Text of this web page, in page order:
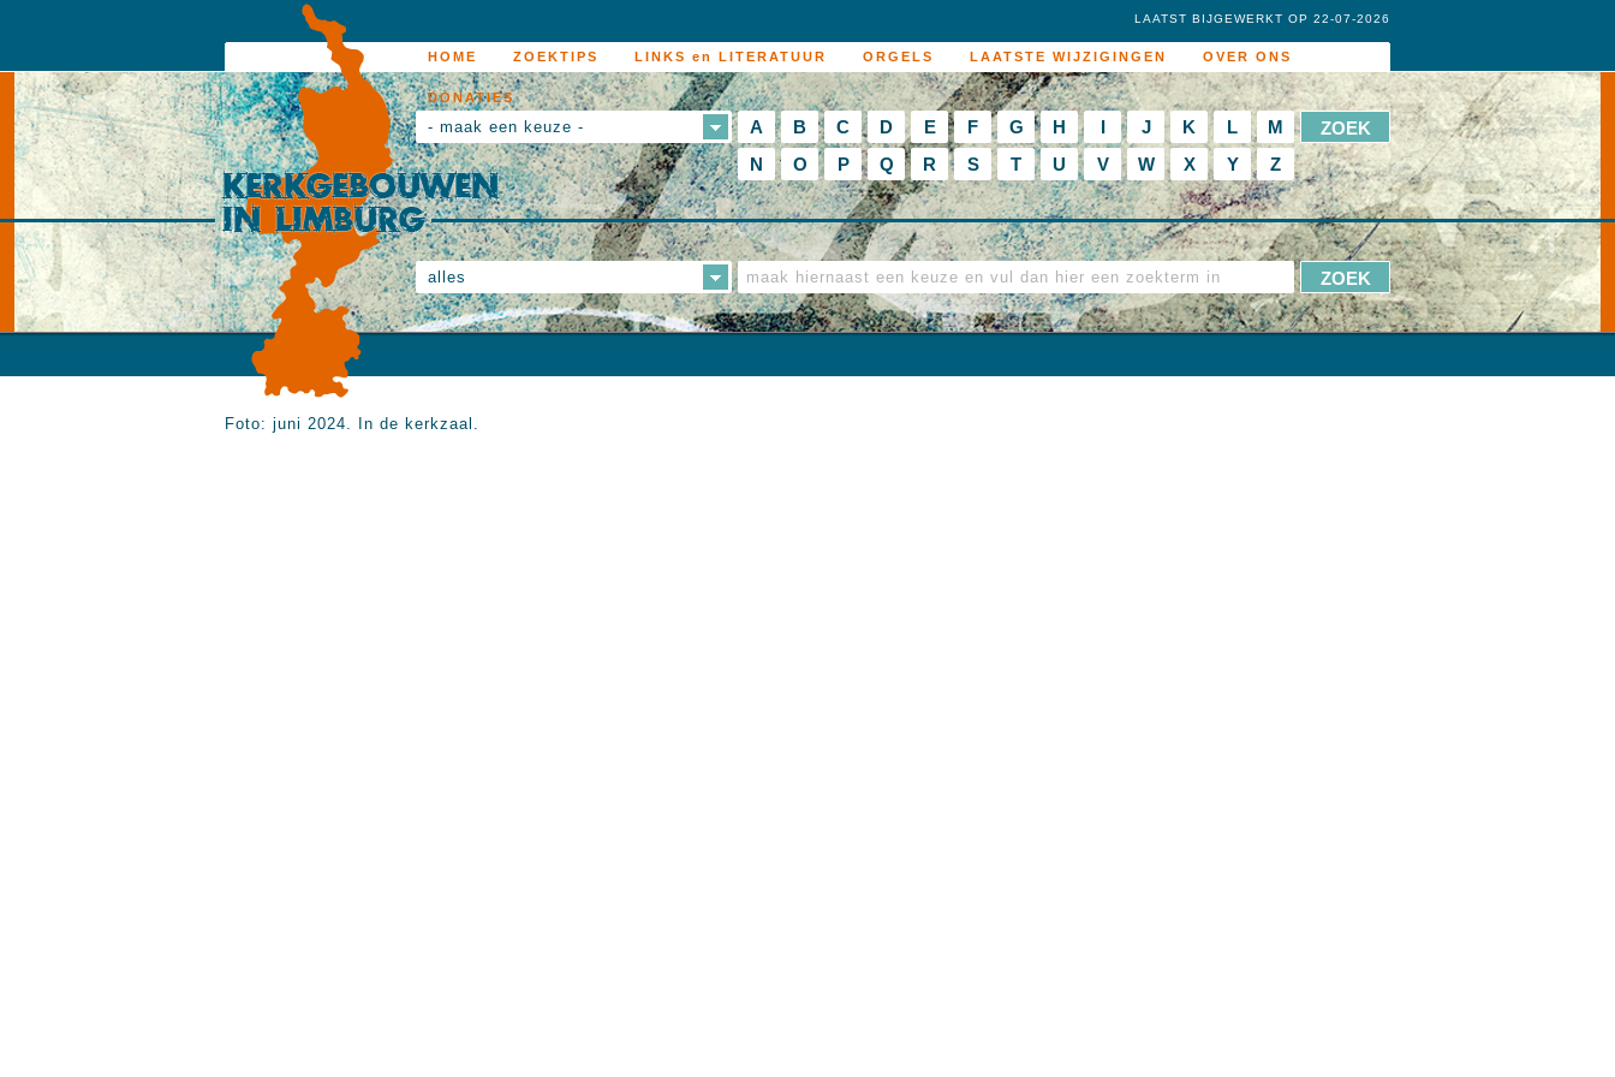
HOME ZOEKTIPS LINKS en LITERATUUR ORGELS LAATSTE WIJZIGINGEN OVER ONS
DONATIES
LAATST BIJGEWERKT OP 22-07-2026
- maak een keuze - A B C D E F G H I J K L
M
N
O P Q R S T U V W X Y Z
alles
Foto: juni 2024. In de kerkzaal.